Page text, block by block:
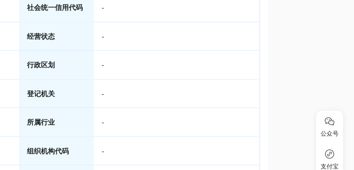
社会统一信用代码 -
经营状态 -
行政区划 -
登记机关 -
所属行业 -
组织机构代码 -
公众号
支付宝